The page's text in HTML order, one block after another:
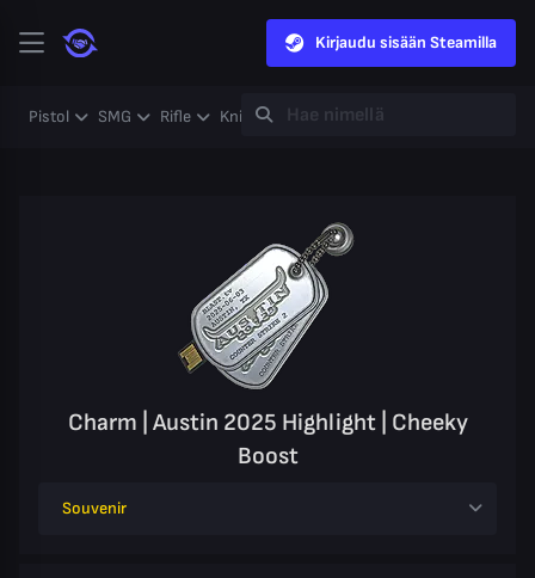
Kirjaudu sisään Steamilla
Pistol SMG Rifle Knife Gloves Heavy
Charm | Austin 2025 Highlight | Cheeky
Boost
Souvenir